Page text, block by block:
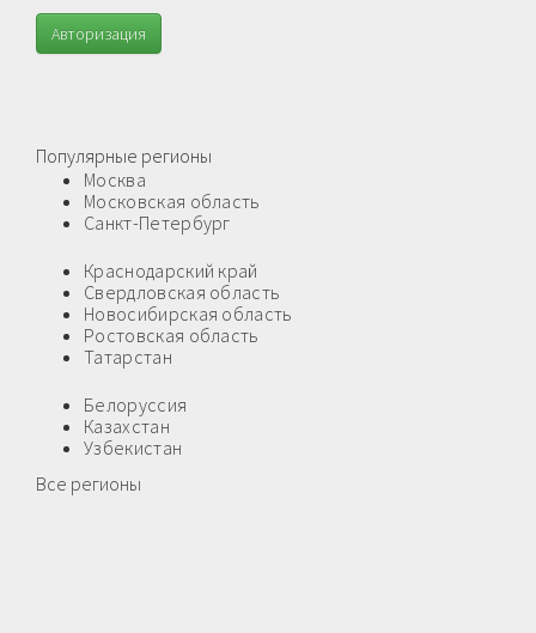
Авторизация
Популярные регионы
Москва
Московская область
Санкт-Петербург
Краснодарский край
Свердловская область
Новосибирская область
Ростовская область
Татарстан
Белоруссия
Казахстан
Узбекистан
Все регионы